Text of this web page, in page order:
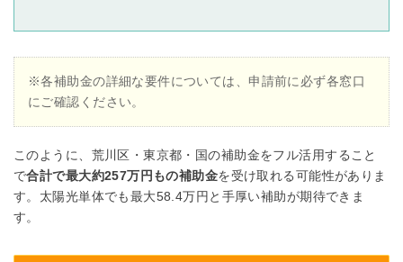
※各補助金の詳細な要件については、申請前に必ず各窓口
にご確認ください。
このように、荒川区・東京都・国の補助金をフル活用すること
で合計で最大約257万円もの補助金を受け取れる可能性がありま
す。太陽光単体でも最大58.4万円と手厚い補助が期待できま
す。